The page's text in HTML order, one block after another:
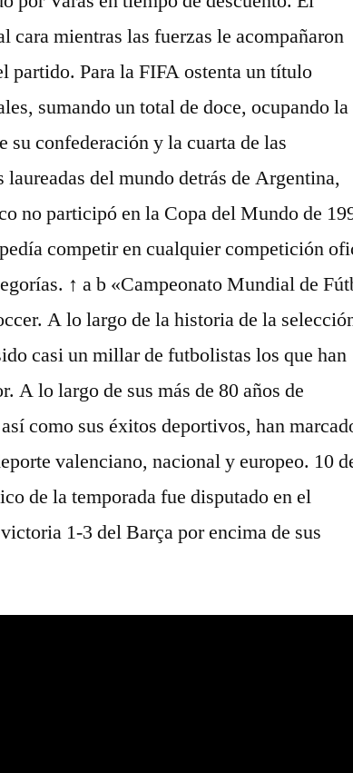
cara mientras las fuerzas le acompañaron
partido. Para la FIFA ostenta un título
sumando un total de doce, ocupando la
su confederación y la cuarta de las
laureadas del mundo detrás de Argentina,
no participó en la Copa del Mundo de
competir en cualquier competición
↑ a b «Campeonato Mundial de
A lo largo de la historia de la
casi un millar de futbolistas los que han
A lo largo de sus más de 80 años de
como sus éxitos deportivos, han
valenciano, nacional y europeo. 10
de la temporada fue disputado en el
1-3 del Barça por encima de sus